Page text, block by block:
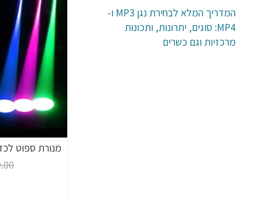
מנורת ספוט לכדור
המדריך המלא לבחירת נגן MP3 ו-
MP4: סוגים, יתרונות, ותכונות
מרכזיות וגם כשרים